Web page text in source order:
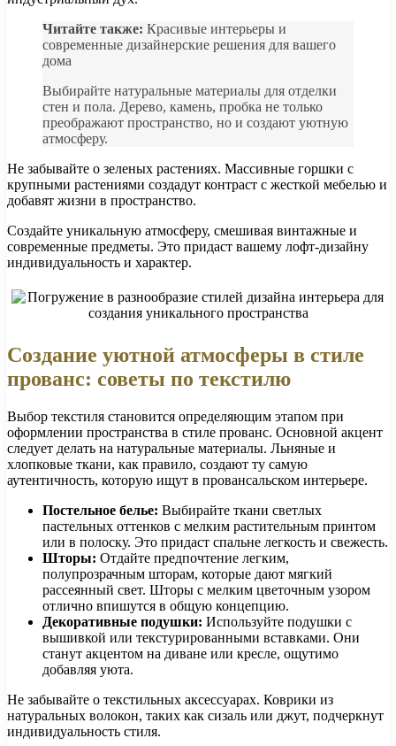
Читайте также: Красивые интерьеры и
современные дизайнерские решения для вашего
дома
Выбирайте натуральные материалы для отделки
стен и пола. Дерево, камень, пробка не только
преображают пространство, но и создают уютную
атмосферу.
Не забывайте о зеленых растениях. Массивные горшки с
крупными растениями создадут контраст с жесткой мебелью и
добавят жизни в пространство.
Создайте уникальную атмосферу, смешивая винтажные и
современные предметы. Это придаст вашему лофт-дизайну
индивидуальность и характер.
Создание уютной атмосферы в стиле
прованс: советы по текстилю
Выбор текстиля становится определяющим этапом при
оформлении пространства в стиле прованс. Основной акцент
следует делать на натуральные материалы. Льняные и
хлопковые ткани, как правило, создают ту самую
аутентичность, которую ищут в провансальском интерьере.
Постельное белье: Выбирайте ткани светлых
пастельных оттенков с мелким растительным принтом
или в полоску. Это придаст спальне легкость и свежесть.
Шторы: Отдайте предпочтение легким,
полупрозрачным шторам, которые дают мягкий
рассеянный свет. Шторы с мелким цветочным узором
отлично впишутся в общую концепцию.
Декоративные подушки: Используйте подушки с
вышивкой или текстурированными вставками. Они
станут акцентом на диване или кресле, ощутимо
добавляя уюта.
Не забывайте о текстильных аксессуарах. Коврики из
натуральных волокон, таких как сизаль или джут, подчеркнут
индивидуальность стиля.